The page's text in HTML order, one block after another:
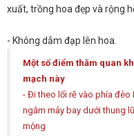
xuất, trồng hoa đẹp và rộng
- Không dẫm đạp lên hoa.
Một số điểm thăm quan
mạch này
- Đi theo lối rẽ vào phía đèo
ngắm mây bay dưới thung
mộng